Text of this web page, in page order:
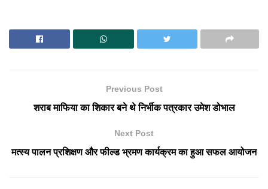
Previous Post
शराब माफिया का शिकार बने थे निर्भीक पत्रकार उमेश डोभाल
Next Post
मत्स्य पालन प्रशिक्षण और फील्ड भ्रमण कार्यक्रम का हुआ सफल आयोजन